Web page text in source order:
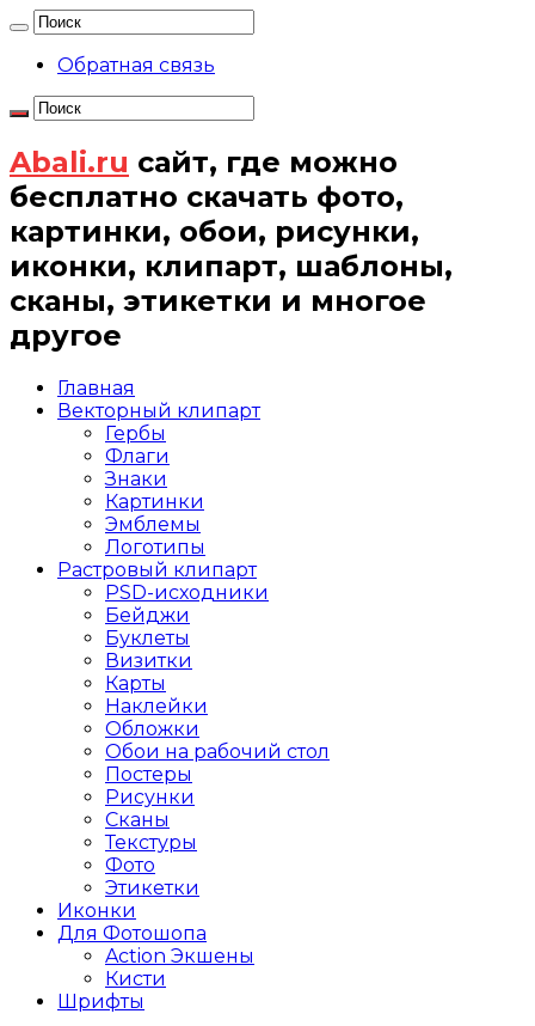
Обратная связь
Abali.ru сайт, где можно
бесплатно скачать фото,
картинки, обои, рисунки,
иконки, клипарт, шаблоны,
сканы, этикетки и многое
другое
Главная
Векторный клипарт
Гербы
Флаги
Знаки
Картинки
Эмблемы
Логотипы
Растровый клипарт
PSD-исходники
Бейджи
Буклеты
Визитки
Карты
Наклейки
Обложки
Обои на рабочий стол
Постеры
Рисунки
Сканы
Текстуры
Фото
Этикетки
Иконки
Для Фотошопа
Action Экшены
Кисти
Шрифты